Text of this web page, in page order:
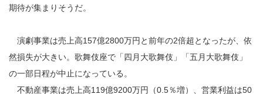
期待が集まりそうだ。
演劇事業は売上高157億2800万円と前年の2倍超となったが、依
然損失が大きい。歌舞伎座で「四月大歌舞伎」「五月大歌舞伎」
の一部日程が中止になっている。
不動産事業は売上高119億9200万円（0.5％増）、営業利益は50